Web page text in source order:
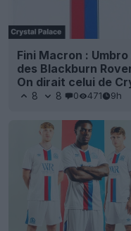
Fini Macron :
des Blackburn
On dirait celui de
8 8 0 471 9h